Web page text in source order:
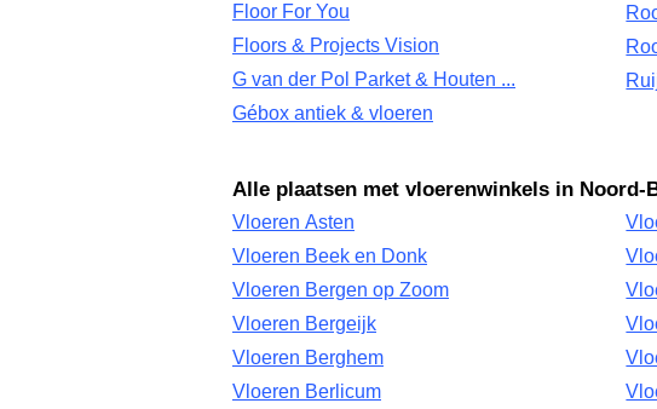
Floor For You
Floors & Projects Vision
G van der Pol Parket & Houten ...
Gébox antiek & vloeren
Alle plaatsen met vloerenwinkels in Noord-
Vloeren Asten
Vloeren Beek en Donk
Vloeren Bergen op Zoom
Vloeren Bergeijk
Vloeren Berghem
Vloeren Berlicum